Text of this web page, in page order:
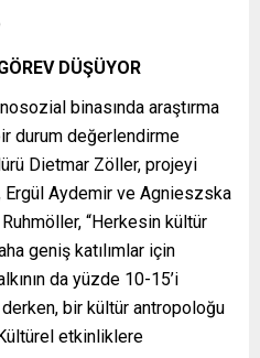
DÜŞÜYOR
binasında araştırma
durum değerlendirme
Dietmar Zöller, projeyi
Ergül Aydemir ve Agnieszska
“Herkesin kültür
geniş katılımlar için
da yüzde 10-15’i
bir kültür antropoloğu
etkinliklere